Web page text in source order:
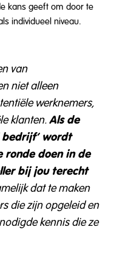
kans geeft om door te
individueel niveau.
van
niet alleen
werknemers,
klanten.Als de
wordt
ronde doen in de
bij jou terecht
dat te maken
die zijn opgeleid en
kennis die ze